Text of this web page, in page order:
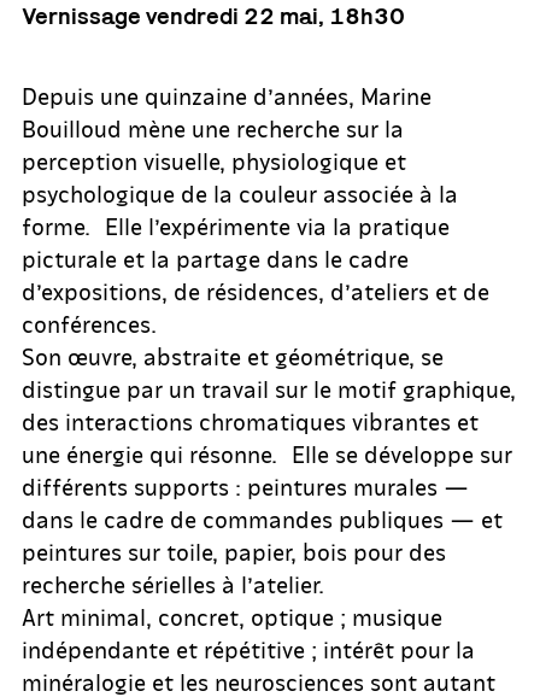
Vernissage vendredi 22 mai, 18h30
Depuis une quinzaine d’années, Marine
Bouilloud mène une recherche sur la
perception visuelle, physiologique et
psychologique de la couleur associée à la
forme. Elle l’expérimente via la pratique
picturale et la partage dans le cadre
d’expositions, de résidences, d’ateliers et de
conférences.
Son œuvre, abstraite et géométrique, se
distingue par un travail sur le motif graphique,
des interactions chromatiques vibrantes et
une énergie qui résonne. Elle se développe sur
différents supports : peintures murales —
dans le cadre de commandes publiques — et
peintures sur toile, papier, bois pour des
recherche sérielles à l’atelier.
Art minimal, concret, optique ; musique
indépendante et répétitive ; intérêt pour la
minéralogie et les neurosciences sont autant